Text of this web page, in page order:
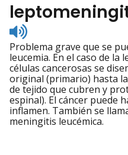
Listen
to
pronunciation
Problema grave que se
leucemia. En el caso de la
células cancerosas se
original (primario) hasta
de tejido que cubren y
espinal). El cáncer puede
inflamen. También se
meningitis leucémica.